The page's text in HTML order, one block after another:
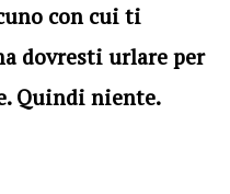
con cui ti
dovresti urlare per
Quindi niente.